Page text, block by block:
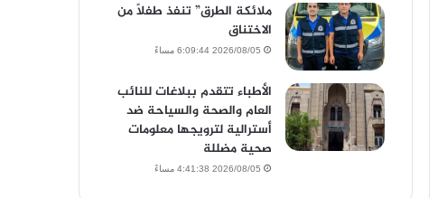
ملائكة الطرق” تنفذ طفلاً من
الاختناق
2026/08/05 6:09:44 مساءً
الأطباء تتقدم ببلاغات للنائب
العام والصحة والسياحة ضد
أسترالية لترويجها معلومات
صحية مضللة
2026/08/05 4:41:38 مساءً